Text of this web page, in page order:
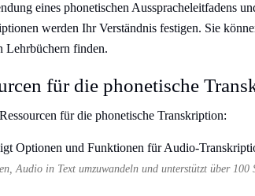
eines phonetischen Ausspracheleitfadens
werden Ihr Verständnis festigen. Sie
Lehrbüchern finden.
für die phonetische
für die phonetische Transkription:
Audio in Text umzuwandeln und unterstützt über 100